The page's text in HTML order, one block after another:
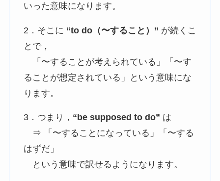
いった意味になります。
2．そこに “to do（〜すること）” が続くこ
とで，
「〜することが考えられている」「〜す
ることが想定されている」という意味にな
ります。
3．つまり， “be supposed to do” は
⇒ 「〜することになっている」「〜する
はずだ」
という意味で訳せるようになります。